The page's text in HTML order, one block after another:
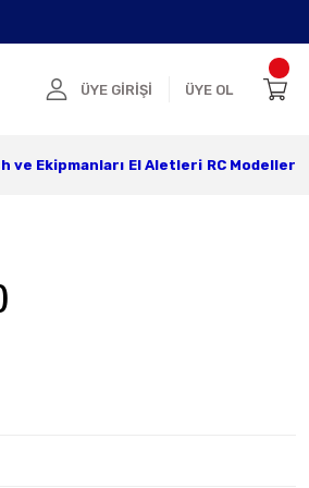
ÜYE GİRİŞİ ÜYE OL
ve Ekipmanları El Aletleri RC Modeller